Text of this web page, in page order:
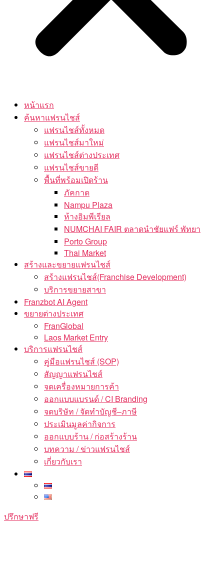
หน้าแรก
ค้นหาแฟรนไชส์
แฟรนไชส์ทั้งหมด
แฟรนไชส์มาใหม่
แฟรนไชส์ต่างประเทศ
แฟรนไชส์ขายดี
พื้นที่พร้อมเปิดร้าน
ภัคกาด
Nampu Plaza
ห้างอิมพีเรียล
NUMCHAI FAIR ตลาดนำชัยแฟร์ พัทยา
Porto Group
Thai Market
สร้างและขยายแฟรนไชส์
สร้างแฟรนไชส์(Franchise Development)
บริการขยายสาขา
Franzbot AI Agent
ขยายต่างประเทศ
FranGlobal
Laos Market Entry
บริการแฟรนไชส์
คู่มือแฟรนไชส์ (SOP)
สัญญาแฟรนไชส์
จดเครื่องหมายการค้า
ออกแบบแบรนด์ / CI Branding
จดบริษัท / จัดทำบัญชี–ภาษี
ประเมินมูลค่ากิจการ
ออกแบบร้าน / ก่อสร้างร้าน
บทความ / ข่าวแฟรนไชส์
เกี่ยวกับเรา
ปรึกษาฟรี